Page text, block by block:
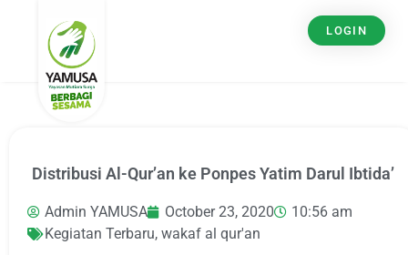
LOGIN
Distribusi Al-Qur’an ke Ponpes Yatim Darul Ibtida’
Admin YAMUSA October 23, 2020
10:56 am
Kegiatan Terbaru, wakaf al qur'an